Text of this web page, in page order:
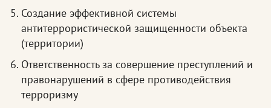
Создание эффективной системы
антитеррористической защищенности объекта
(территории)
Ответственность за совершение преступлений и
правонарушений в сфере противодействия
терроризму